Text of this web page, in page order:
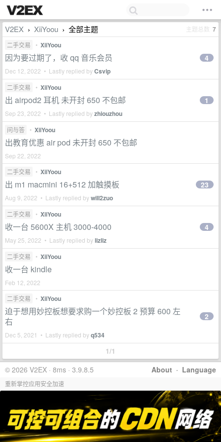
V2EX › XiiYoou › 全部主题 主题总数 7
二手交易 • XiiYoou
因为要过期了，收 qq 音乐会员
Dec 12, 2022 • Lastly replied byCsvip
4
二手交易 • XiiYoou
出 airpod2 耳机 未开封 650 不包邮
Sep 23, 2022 • Lastly replied byzhiouzhou
1
问与答 • XiiYoou
出教育优惠 air pod 未开封 650 不包邮
Sep 22, 2022
二手交易
• XiiYoou
出 m1 macmini 16+512 加触摸板
Aug 9, 2022 • Lastly replied bywill2zuo
23
二手交易 • XiiYoou
收一台 5600X 主机 3000-4000
May 25, 2022 • Lastly replied bylizliz
4
二手交易 • XiiYoou
收一台 kindle
Feb 12, 2022
二手交易
• XiiYoou
迫于想用妙控板想要求购一个妙控板 2 预算 600 左
右
Dec 5, 2021 • Lastly replied byq534
2
1/1
About · Language
© 2026 V2EX · 8ms · 3.9.8.5
重新掌控应用安全加速